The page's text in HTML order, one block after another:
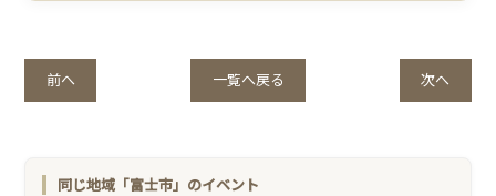
同じ地域「富士市」のイベント
前へ 一覧へ戻る 次へ